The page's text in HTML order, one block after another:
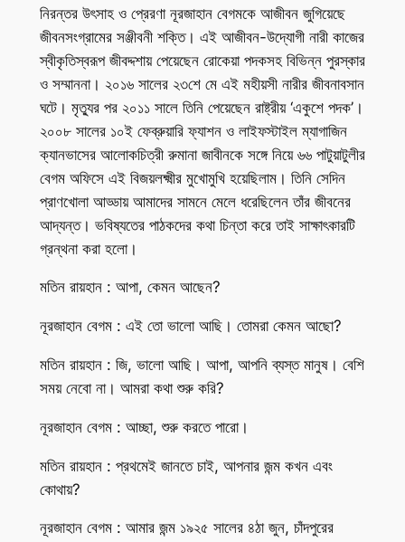
নিরন্তর উৎসাহ ও প্রেরণা নূরজাহান বেগমকে আজীবন জুগিয়েছে
জীবনসংগ্রামের সঞ্জীবনী শক্তি। এই আজীবন-উদ্যোগী নারী কাজের
স্বীকৃতিস্বরূপ জীবদ্দশায় পেয়েছেন রোকেয়া পদকসহ বিভিন্ন পুরস্কার
ও সম্মাননা। ২০১৬ সালের ২৩শে মে এই মহীয়সী নারীর জীবনাবসান
ঘটে। মৃত্যুর পর ২০১১ সালে তিনি পেয়েছেন রাষ্ট্রীয় ‘একুশে পদক’।
২০০৮ সালের ১০ই ফেব্রুয়ারি ফ্যাশন ও লাইফস্টাইল ম্যাগাজিন
ক্যানভাসের আলোকচিত্রী রুমানা জাবীনকে সঙ্গে নিয়ে ৬৬ পাটুয়াটুলীর
বেগম অফিসে এই বিজয়লক্ষ্মীর মুখোমুখি হয়েছিলাম। তিনি সেদিন
প্রাণখোলা আড্ডায় আমাদের সামনে মেলে ধরেছিলেন তাঁর জীবনের
আদ্যন্ত। ভবিষ্যতের পাঠকদের কথা চিন্তা করে তাই সাক্ষাৎকারটি
গ্রন্থনা করা হলো।
মতিন রায়হান : আপা, কেমন আছেন?
নূরজাহান বেগম : এই তো ভালো আছি। তোমরা কেমন আছো?
মতিন রায়হান : জি, ভালো আছি। আপা, আপনি ব্যস্ত মানুষ। বেশি
সময় নেবো না। আমরা কথা শুরু করি?
নূরজাহান বেগম : আচ্ছা, শুরু করতে পারো।
মতিন রায়হান : প্রথমেই জানতে চাই, আপনার জন্ম কখন এবং
কোথায়?
নূরজাহান বেগম : আমার জন্ম ১৯২৫ সালের ৪ঠা জুন, চাঁদপুরের